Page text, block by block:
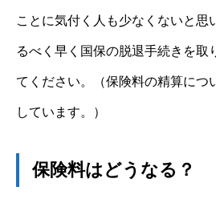
ことに気付く人も少なくないと思
るべく早く国保の脱退手続きを取
てください。（保険料の精算につ
しています。）
保険料はどうなる？